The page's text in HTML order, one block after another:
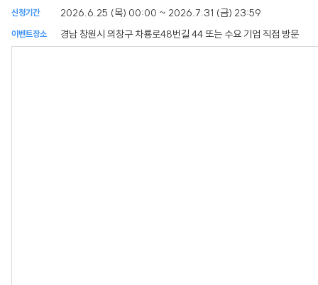
신청기간 2026.6.25 (목) 00:00 ~ 2026.7.31 (금) 23:59
이벤트장소 경남 창원시 의창구 차룡로48번길 44 또는 수요 기업 직접 방문